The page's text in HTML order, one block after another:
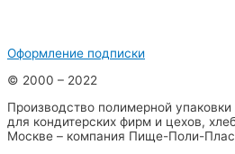
Оформление подписки
© 2000 – 2022
Производство полимерной упаковки
для кондитерских фирм и цехов,
Москве – компания Пище-Поли-